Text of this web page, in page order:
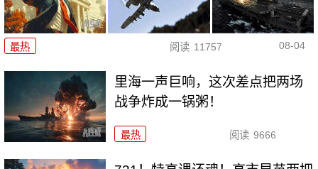
最热 阅读 11757 08-04
里海一声巨响，这次差点把两场
战争炸成一锅粥！
最热 阅读 9666